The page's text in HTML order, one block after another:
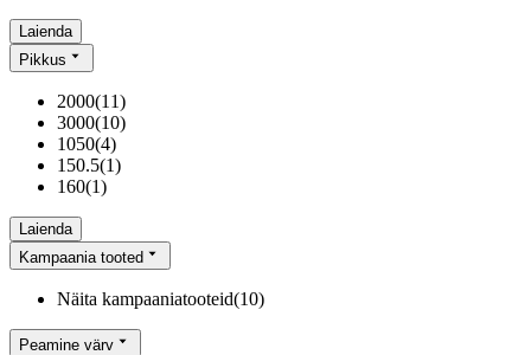
Laienda
Pikkus
2000(11)
3000(10)
1050(4)
150.5(1)
160(1)
Laienda
Kampaania tooted
Näita kampaaniatooteid(10)
Peamine värv